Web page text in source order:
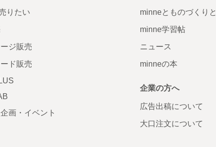
りたい
ジ販売
ド販売
画・イベント
minneとものづくりと
minne学習帖
ニュース
minneの本
企業の方へ
広告出稿について
大口注文について